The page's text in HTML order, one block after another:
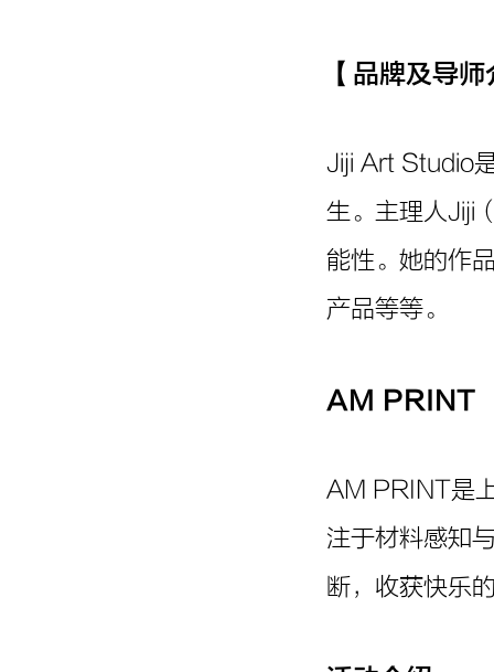
【 品牌及导师
Jiji Art Studio
生。主理人Jiji
能性。她的作
产品等等。
AM PRINT
AM PRINT是
注于材料感知
断，收获快乐